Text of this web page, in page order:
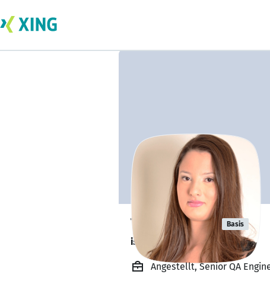
Taciana Luz Basis
ist offen für Projekte. 🔎
Angestellt, Senior QA